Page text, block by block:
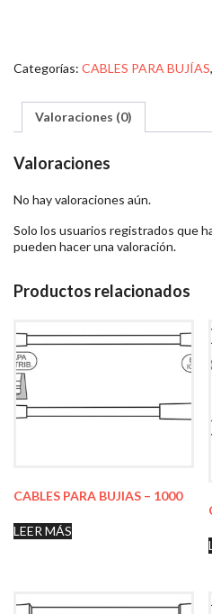
Categorías: CABLES PARA BUJÍAS,
Valoraciones (0)
Valoraciones
No hay valoraciones aún.
Solo los usuarios registrados que
pueden hacer una valoración.
Productos relacionados
CABLES PARA BUJIAS – 1000
LEER MÁS